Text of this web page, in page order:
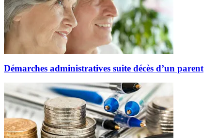
Démarches administratives suite décès d’un parent